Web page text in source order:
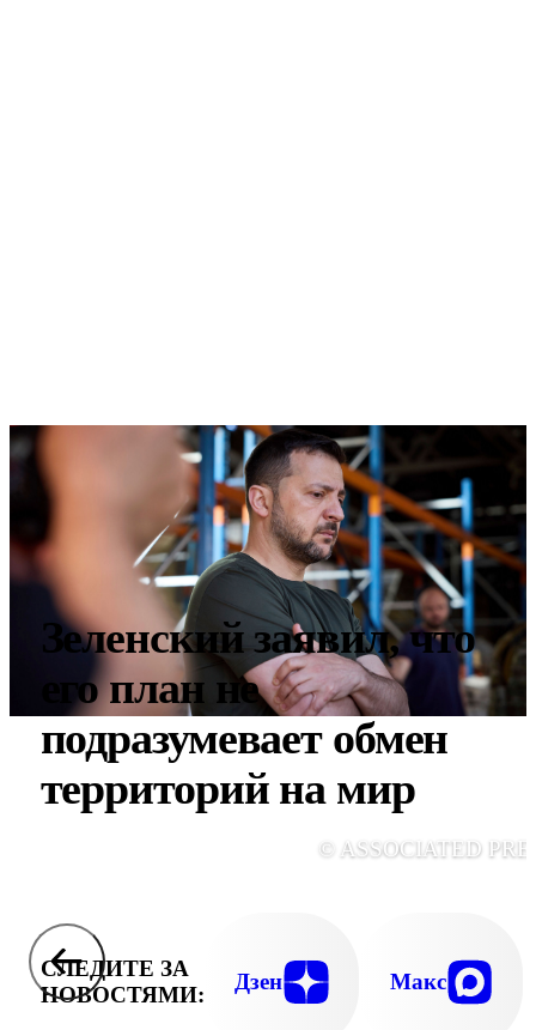
Зеленский заявил, что
его план не
подразумевает обмен
территорий на мир
© ASSOCIATED
СЛЕДИТЕ ЗА
НОВОСТЯМИ:
Дзен Макс